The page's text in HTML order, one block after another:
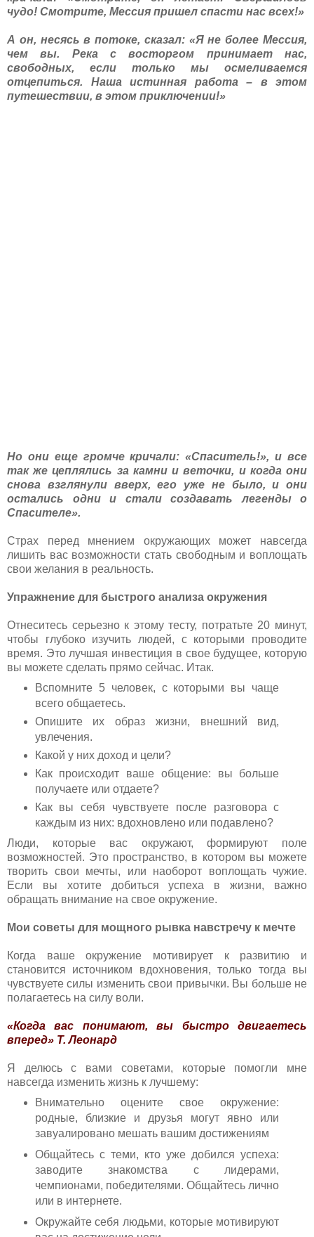
чудо! Смотрите, Мессия пришел спасти нас всех!»
А он, несясь в потоке, сказал: «Я не более Мессия,
чем вы. Река с восторгом принимает нас,
свободных, если только мы осмеливаемся
отцепиться. Наша истинная работа – в этом
путешествии, в этом приключении!»
Но они еще громче кричали: «Спаситель!», и все
так же цеплялись за камни и веточки, и когда они
снова взглянули вверх, его уже не было, и они
остались одни и стали создавать легенды о
Спасителе».
Страх перед мнением окружающих может навсегда
лишить вас возможности стать свободным и воплощать
свои желания в реальность.
Упражнение для быстрого анализа окружения
Отнеситесь серьезно к этому тесту, потратьте 20 минут,
чтобы глубоко изучить людей, с которыми проводите
время. Это лучшая инвестиция в свое будущее, которую
вы можете сделать прямо сейчас. Итак.
Вспомните 5 человек, с которыми вы чаще
всего общаетесь.
Опишите их образ жизни, внешний вид,
увлечения.
Какой у них доход и цели?
Как происходит ваше общение: вы больше
получаете или отдаете?
Как вы себя чувствуете после разговора с
каждым из них: вдохновлено или подавлено?
Люди, которые вас окружают, формируют поле
возможностей. Это пространство, в котором вы можете
творить свои мечты, или наоборот воплощать чужие.
Если вы хотите добиться успеха в жизни, важно
обращать внимание на свое окружение.
Мои советы для мощного рывка навстречу к мечте
Когда ваше окружение мотивирует к развитию и
становится источником вдохновения, только тогда вы
чувствуете силы изменить свои привычки. Вы больше не
полагаетесь на силу воли.
«Когда вас понимают, вы быстро двигаетесь
вперед» Т. Леонард
Я делюсь с вами советами, которые помогли мне
навсегда изменить жизнь к лучшему:
Внимательно оцените свое окружение:
родные, близкие и друзья могут явно или
завуалировано мешать вашим достижениям
Общайтесь с теми, кто уже добился успеха:
заводите знакомства с лидерами,
чемпионами, победителями. Общайтесь лично
или в интернете.
Окружайте себя людьми, которые мотивируют